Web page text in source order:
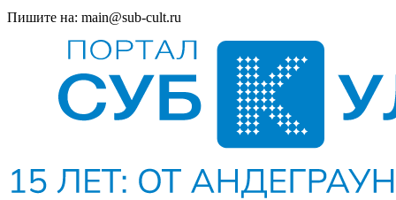
Пишите на: main@sub-cult.ru